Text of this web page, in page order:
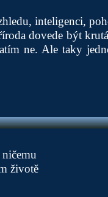
inteligenci,
dovede být
ne. Ale taky
životě